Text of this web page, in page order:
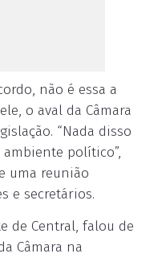
não é essa a
o aval da Câmara
“Nada disso
político”,
uma reunião
e secretários.
de Central, falou de
Câmara na